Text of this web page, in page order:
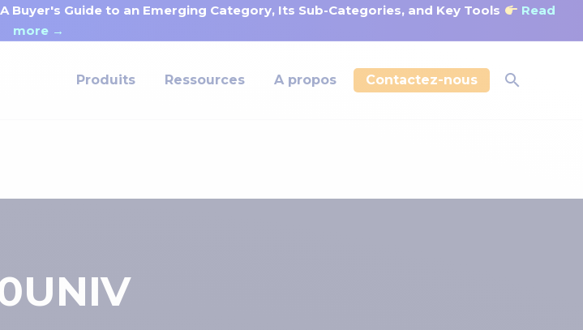
Buyer's Guide to an Emerging Category, Its Sub-Categories, and Key Tools
Read
more →
Produits Ressources A propos Contactez-nous